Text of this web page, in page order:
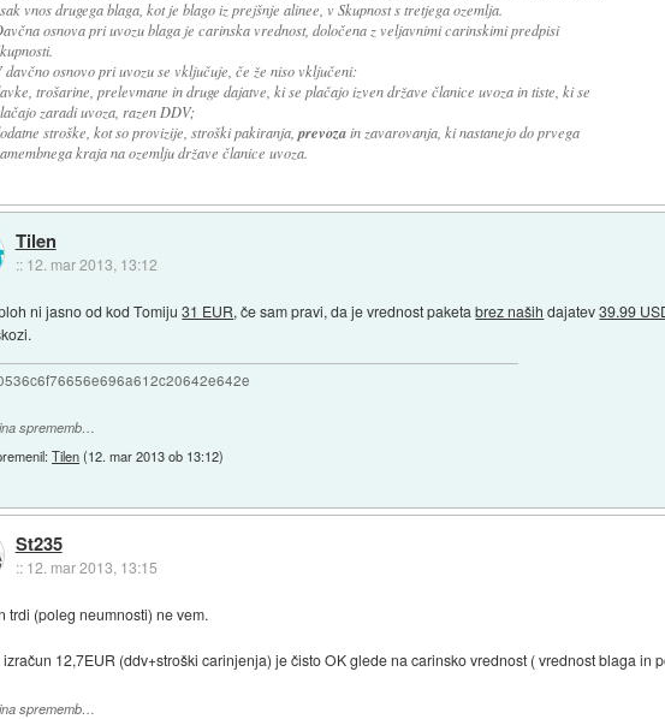
vnos drugega blaga, kot je blago iz prejšnje alinee, v Skupnost s tretjega ozemlja.
osnova pri uvozu blaga je carinska vrednost, določena z veljavnimi carinskimi predpisi
davčno osnovo pri uvozu se vključuje, če že niso vključeni:
trošarine, prelevmane in druge dajatve, ki se plačajo izven države članice uvoza in tiste, ki se
zaradi uvoza, razen DDV;
stroške, kot so provizije, stroški pakiranja, prevozain zavarovanja, ki nastanejo do prvega
kraja na ozemlju države članice uvoza.
Tilen
:: 12. mar 2013, 13:12
ni jasno od kod Tomiju31 EUR, če sam pravi, da je vrednost paketabrez naših dajatev39.99
sprememb…
Tilen(12. mar 2013 ob 13:12)
St235
:: 12. mar 2013, 13:15
trdi (poleg neumnosti) ne vem.
izračun 12,7EUR (ddv+stroški carinjenja) je čisto OK glede na carinsko vrednost ( vrednost blaga in
sprememb…